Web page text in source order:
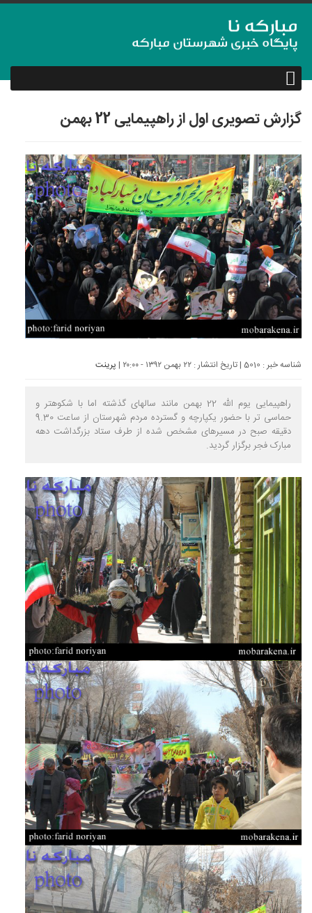
گزارش تصویری اول از راهپیمایی 22 بهمن
شناسه خبر : 5010 | تاریخ انتشار : ۲۲ بهمن ۱۳۹۲ - ۲۰:۰۰ | پرینت
راهپیمایی یوم الله 22 بهمن مانند سالهای گذشته اما با شکوهتر و
حماسی تر با حضور یکپارچه و گسترده مردم شهرستان از ساعت 9.30
دقیقه صبح در مسیرهای مشخص شده از طرف ستاد بزرگداشت دهه
مبارک فجر برگزار گردید.